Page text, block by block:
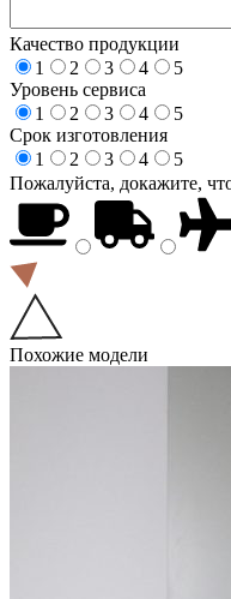
Качество продукции
1
2 3 4
5
Уровень сервиса
1
2 3 4
5
Срок изготовления
1
2 3 4
5
Пожалуйста, докажите,
Похожие модели